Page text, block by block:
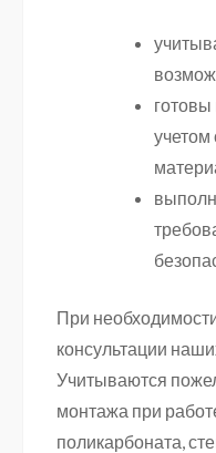
учетом
При
консультации
Учитываются
монтажа при
поликарбоната,